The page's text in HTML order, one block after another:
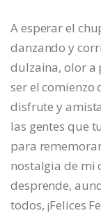
A esperar el
danzando y
dulzaina, olor a
ser el comienzo
disfrute y
las gentes que
para rememorar
nostalgia de mi
desprende,
todos, ¡Felices